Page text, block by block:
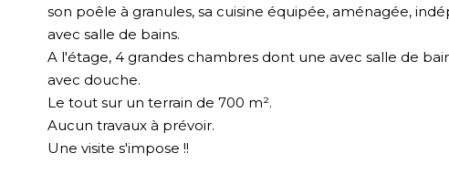
son poêle à granules, sa cuisine équipée, aménagée,
avec salle de bains.
A l'étage, 4 grandes chambres dont une avec salle de
avec douche.
Le tout sur un terrain de 700 m².
Aucun travaux à prévoir.
Une visite s'impose !!